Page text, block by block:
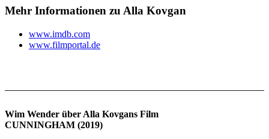
Mehr Informationen zu Alla Kovgan
www.imdb.com
www.filmportal.de
Wim Wender über Alla Kovgans Film
CUNNINGHAM (2019)